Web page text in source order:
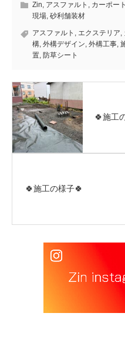
Zin, アスファルト , カーポー
現場, 砂利舗装材
アスファルト , エクステリア,
構, 外構デザイン, 外構工事,
置, 防草シート
🍀施工
🍀施工の様子🍀